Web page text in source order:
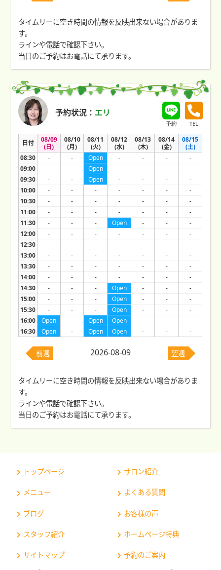
タイムリーに空き時間の情報を反映出来ない場合がありま
す。
ラインや電話で確認下さい。
当日のご予約はお電話にて承ります。
予約状況： エリ
予約 TEL
日付
08/09
(日)
08/10
(月)
08/11
(火)
08/12
(水)
08/13
(木)
08/14
(金)
08/15
(土)
08:30
- - Open - - -
-
09:00
- - Open - - -
-
09:30
- - Open - - -
-
10:00
- - - - - -
-
10:30
- - - - - -
-
11:00
- - - - - -
-
11:30
- - - Open - -
-
12:00
- - - - - -
-
12:30
- - - - - -
-
13:00
- - - - - -
-
13:30
- - - - - -
-
14:00
- - - - - -
-
14:30
- - - Open - -
-
15:00
- - - Open - -
-
15:30
- - - Open - -
-
16:00
Open - Open Open - -
-
16:30
Open - Open Open - - -
前週 2026-08-09 翌週
タイムリーに空き時間の情報を反映出来ない場合がありま
す。
ラインや電話で確認下さい。
当日のご予約はお電話にて承ります。
トップページ サロン紹介
メニュー よくある質問
ブログ お客様の声
スタッフ紹介 ホームページ特典
サイトマップ 予約のご案内